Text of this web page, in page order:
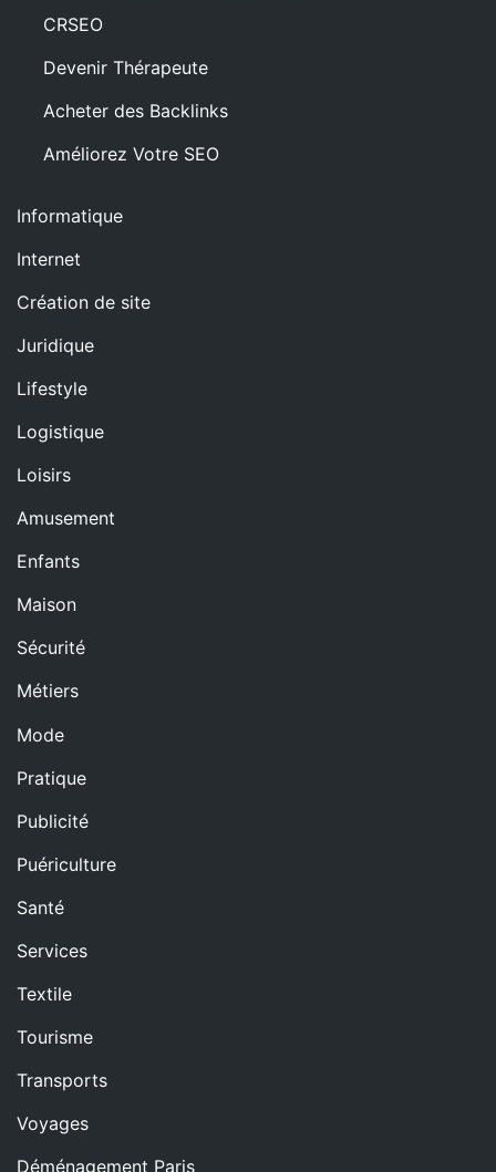
CRSEO
Devenir Thérapeute
Acheter des Backlinks
Améliorez Votre SEO
Informatique
Internet
Création de site
Juridique
Lifestyle
Logistique
Loisirs
Amusement
Enfants
Maison
Sécurité
Métiers
Mode
Pratique
Publicité
Puériculture
Santé
Services
Textile
Tourisme
Transports
Voyages
Déménagement Paris